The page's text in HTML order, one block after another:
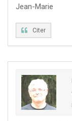
Jean-Marie
Citer